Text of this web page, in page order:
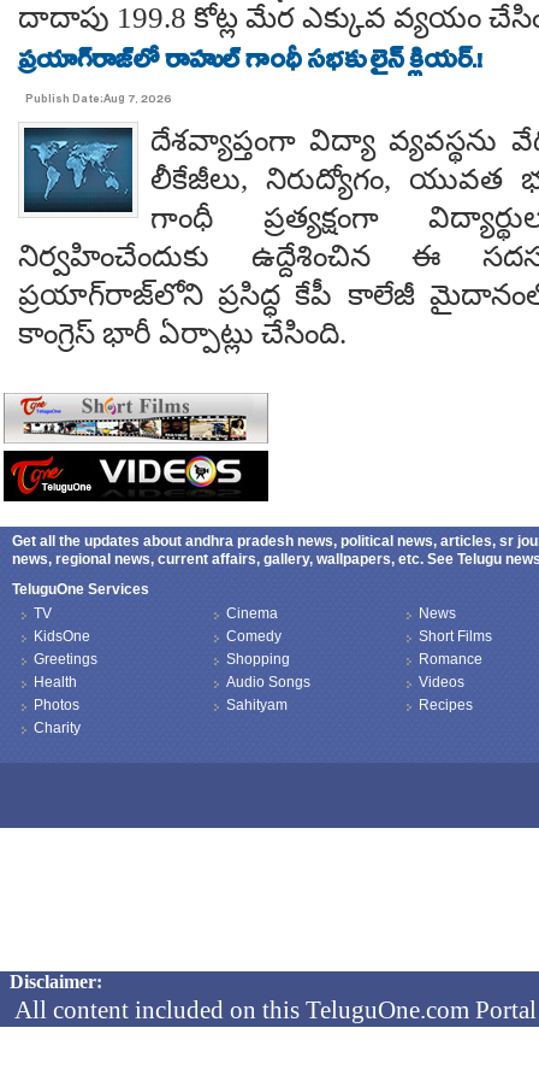
దాదాపు 199.8 కోట్ల మేర ఎక్కువ వ్యయం
ప్రయాగ్‌రాజ్‌లో రాహుల్ గాంధీ సభకు లైన్ క్లియర్.!
Publish Date:Aug 7, 2026
దేశవ్యాప్తంగా విద్యా వ్యవస్థను
లీకేజీలు, నిరుద్యోగం, యువత
గాంధీ ప్రత్యక్షంగా
నిర్వహించేందుకు ఉద్దేశించిన ఈ
ప్రయాగ్‌రాజ్‌లోని ప్రసిద్ధ కేపీ కాలేజీ మైదానంలో
కాంగ్రెస్ భారీ ఏర్పాట్లు చేసింది.
Get all the updates about andhra pradesh news, political news, articles, sr
news, regional news, current affairs, gallery, wallpapers, etc. See Telugu
TeluguOne Services
TV
KidsOne
Greetings
Health
Photos
Charity
Cinema
Comedy
Shopping
Audio Songs
Sahityam
News
Short Films
Romance
Videos
Recipes
Disclaimer:
All content included on this TeluguOne.com